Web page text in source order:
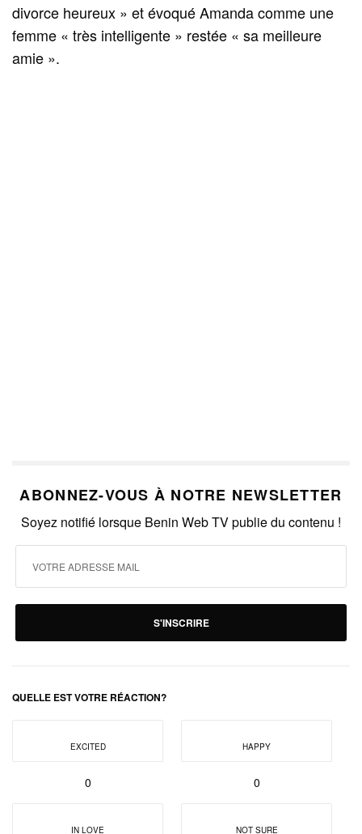
divorce heureux » et évoqué Amanda comme une
femme « très intelligente » restée « sa meilleure
amie ».
ABONNEZ-VOUS À NOTRE NEWSLETTER
Soyez notifié lorsque Benin Web TV publie du contenu !
S'INSCRIRE
QUELLE EST VOTRE RÉACTION?
EXCITED
0
HAPPY
0
IN LOVE NOT SURE